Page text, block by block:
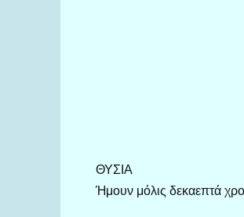
ΘΥΣΙΑ
Ήμουν μόλις δεκαεπτά